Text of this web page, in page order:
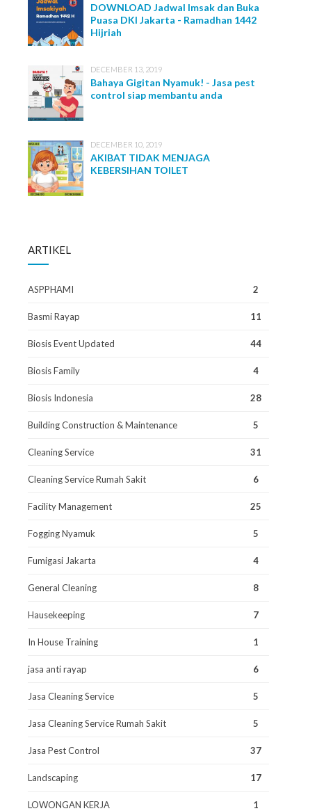
DOWNLOAD Jadwal Imsak dan Buka
Puasa DKI Jakarta - Ramadhan 1442
Hijriah
DECEMBER 13, 2019
Bahaya Gigitan Nyamuk! - Jasa pest
control siap membantu anda
DECEMBER 10, 2019
AKIBAT TIDAK MENJAGA
KEBERSIHAN TOILET
ARTIKEL
ASPPHAMI 2
Basmi Rayap 11
Biosis Event Updated 44
Biosis Family 4
Biosis Indonesia 28
Building Construction & Maintenance 5
Cleaning Service 31
Cleaning Service Rumah Sakit 6
Facility Management 25
Fogging Nyamuk 5
Fumigasi Jakarta 4
General Cleaning 8
Hausekeeping 7
In House Training 1
jasa anti rayap 6
Jasa Cleaning Service 5
Jasa Cleaning Service Rumah Sakit 5
Jasa Pest Control 37
Landscaping 17
LOWONGAN KERJA 1